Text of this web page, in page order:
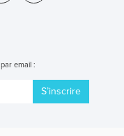
email :
S’inscrire